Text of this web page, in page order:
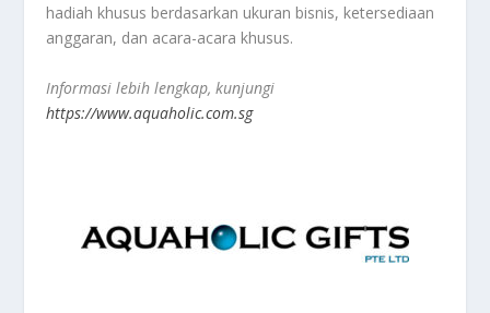
hadiah khusus berdasarkan ukuran bisnis, ketersediaan
anggaran, dan acara-acara khusus.
Informasi lebih lengkap, kunjungi
https://www.aquaholic.com.sg